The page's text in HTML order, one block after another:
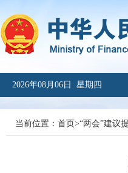
2026年08月06日 星期四
当前位置： 首页>“两会”建议